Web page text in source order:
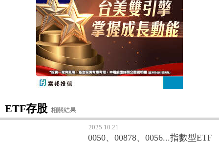
ETF存股 相關結果
2025.10.21
0050、00878、0056...指數型ETF